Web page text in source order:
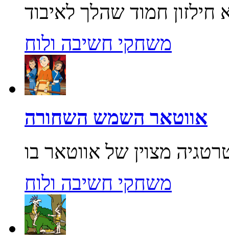
משחקי חשיבה ולוח
אווטאר השמש השחורה
משחקי חשיבה ולוח